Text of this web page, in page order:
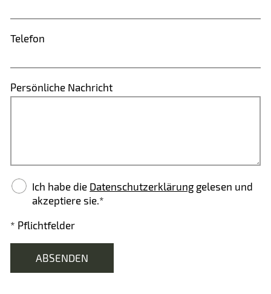
Telefon
Persönliche Nachricht
Ich habe die Datenschutzerklärung gelesen und
akzeptiere sie.*
* Pflichtfelder
ABSENDEN